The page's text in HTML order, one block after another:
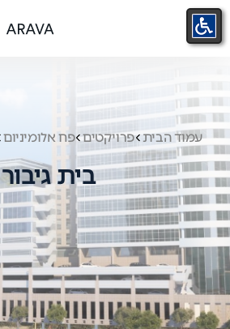
עמוד הבית פרויקטים פח אלומיניום
בית גיבור